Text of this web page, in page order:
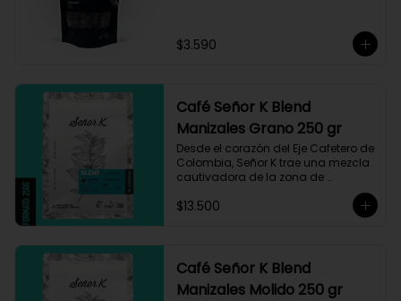
$3.590
Café Señor K Blend
Manizales Grano 250 gr
Desde el corazón del Eje Cafetero de
Colombia, Señor K trae una mezcla
cautivadora de la zona de
Manizales, entre 1.800 y 1.950 msnm.
La variedad es Castillo, que ha sido
trazas de chocolate. El tueste medio
permite degustar todos los sabores
complejos de este café
$13.500
Café Señor K Blend
Manizales Molido 250 gr